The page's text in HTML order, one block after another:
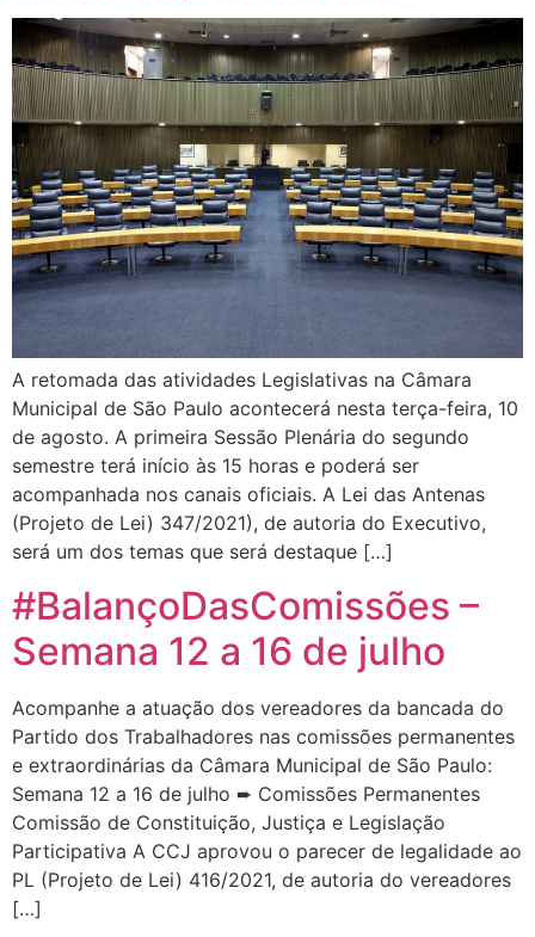
A retomada das atividades Legislativas na Câmara
Municipal de São Paulo acontecerá nesta terça-feira, 10
de agosto. A primeira Sessão Plenária do segundo
semestre terá início às 15 horas e poderá ser
acompanhada nos canais oficiais. A Lei das Antenas
(Projeto de Lei) 347/2021), de autoria do Executivo,
será um dos temas que será destaque […]
#BalançoDasComissões –
Semana 12 a 16 de julho
Acompanhe a atuação dos vereadores da bancada do
Partido dos Trabalhadores nas comissões permanentes
e extraordinárias da Câmara Municipal de São Paulo:
Semana 12 a 16 de julho ➨ Comissões Permanentes
Comissão de Constituição, Justiça e Legislação
Participativa A CCJ aprovou o parecer de legalidade ao
PL (Projeto de Lei) 416/2021, de autoria do vereadores
[…]